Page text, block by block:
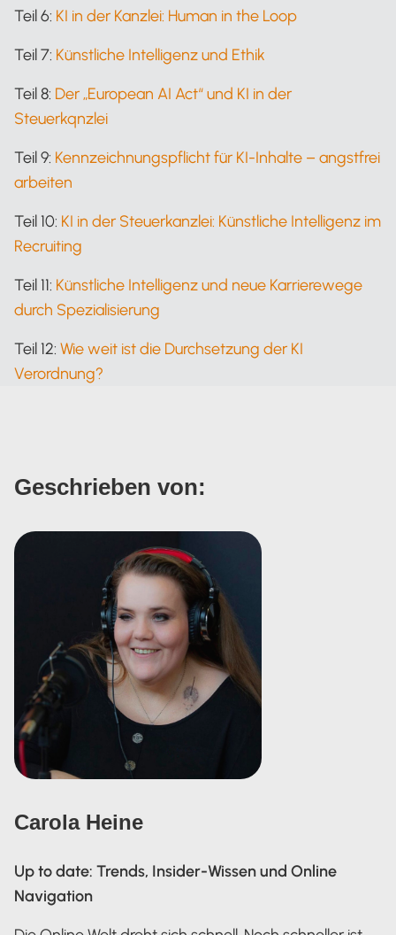
Teil 6: KI in der Kanzlei: Human in the Loop
Teil 7: Künstliche Intelligenz und Ethik
Teil 8: Der „European AI Act“ und KI in der
Steuerkqnzlei
Teil 9: Kennzeichnungspflicht für KI-Inhalte – angstfrei
arbeiten
Teil 10: KI in der Steuerkanzlei: Künstliche Intelligenz im
Recruiting
Teil 11: Künstliche Intelligenz und neue Karrierewege
durch Spezialisierung
Teil 12: Wie weit ist die Durchsetzung der KI
Verordnung?
Geschrieben von:
Carola Heine
Up to date: Trends, Insider-Wissen und Online
Navigation